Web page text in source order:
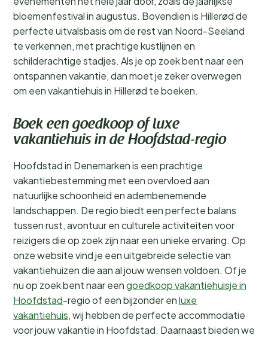
bloemenfestival in augustus. Bovendien is Hillerød de
perfecte uitvalsbasis om de rest van Noord-Seeland
te verkennen, met prachtige kustlijnen en
schilderachtige stadjes. Als je op zoek bent naar een
ontspannen vakantie, dan moet je zeker overwegen
om een vakantiehuis in Hillerød te boeken.
Boek een goedkoop of luxe
vakantiehuis in de Hoofdstad-regio
Hoofdstad in Denemarken is een prachtige
vakantiebestemming met een overvloed aan
natuurlijke schoonheid en adembenemende
landschappen. De regio biedt een perfecte balans
tussen rust, avontuur en culturele activiteiten voor
reizigers die op zoek zijn naar een unieke ervaring. Op
onze website vind je een uitgebreide selectie van
vakantiehuizen die aan al jouw wensen voldoen. Of je
nu op zoek bent naar eengoedkoop vakantiehuisje in
Hoofdstad-regio of een bijzonder enluxe
vakantiehuis, wij hebben de perfecte accommodatie
voor jouw vakantie in Hoofdstad. Daarnaast bieden we